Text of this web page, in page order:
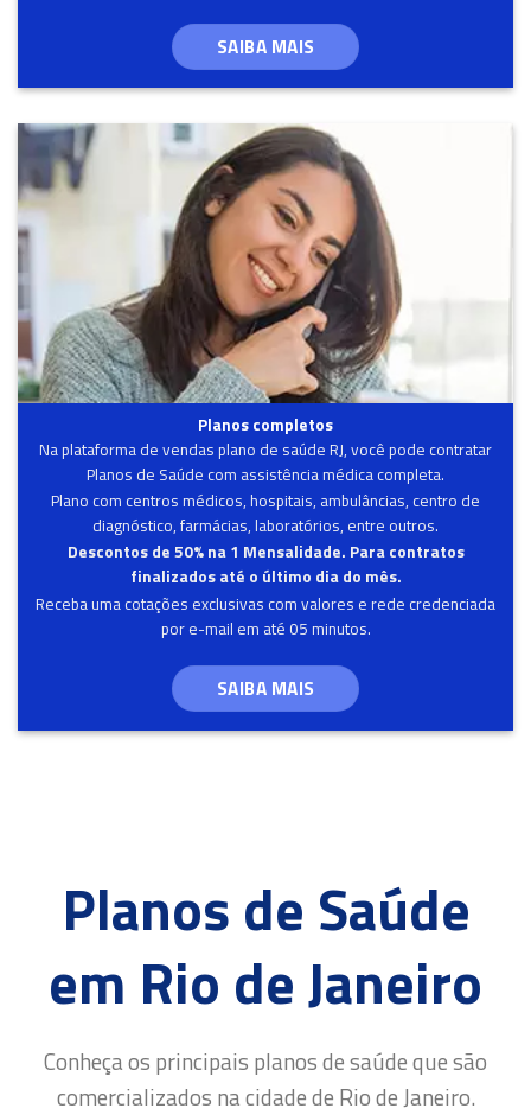
SAIBA MAIS
Planos completos
Na plataforma de vendas plano de saúde RJ, você pode contratar
Planos de Saúde com assistência médica completa.
Plano com centros médicos, hospitais, ambulâncias, centro de
diagnóstico, farmácias, laboratórios, entre outros.
Descontos de 50% na 1 Mensalidade. Para contratos
finalizados até o último dia do mês.
Receba uma cotações exclusivas com valores e rede credenciada
por e-mail em até 05 minutos.
SAIBA MAIS
Planos de Saúde
em Rio de Janeiro
Conheça os principais planos de saúde que são
comercializados na cidade de Rio de Janeiro.